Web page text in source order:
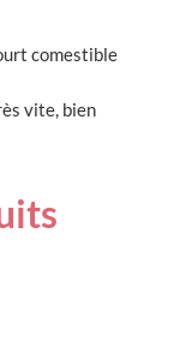
comestible
vite, bien